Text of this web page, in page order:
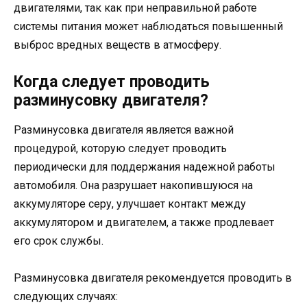
двигателями, так как при неправильной работе
системы питания может наблюдаться повышенный
выброс вредных веществ в атмосферу.
Когда следует проводить
разминусовку двигателя?
Разминусовка двигателя является важной
процедурой, которую следует проводить
периодически для поддержания надежной работы
автомобиля. Она разрушает накопившуюся на
аккумуляторе серу, улучшает контакт между
аккумулятором и двигателем, а также продлевает
его срок службы.
Разминусовка двигателя рекомендуется проводить в
следующих случаях: